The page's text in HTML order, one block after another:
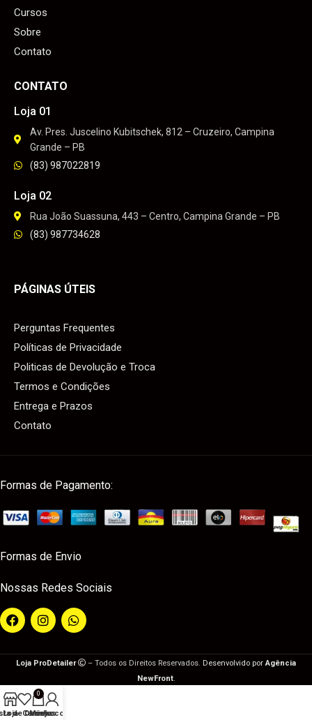
Cursos
Sobre
Contato
CONTATO
Loja 01
Av. Pres. Juscelino Kubitschek, 812 – Cruzeiro, Campina
Grande – PB
(83) 987022819
Loja 02
Rua João Suassuna, 443 – Centro, Campina Grande – PB
(83) 987734628
PÁGINAS ÚTEIS
Perguntas Frequentes
Políticas de Privacidade
Politicas de Devolução e Troca
Termos e Condições
Entrega e Prazos
Contato
Formas de Pagamento:
Formas de Envio
Nossas Redes Sociais
Loja ProDetailer – Todos os Direitos Reservados. Desenvolvido porAgência
NewFront.
Lojade Desejos
0
Carrinho
Minha conta